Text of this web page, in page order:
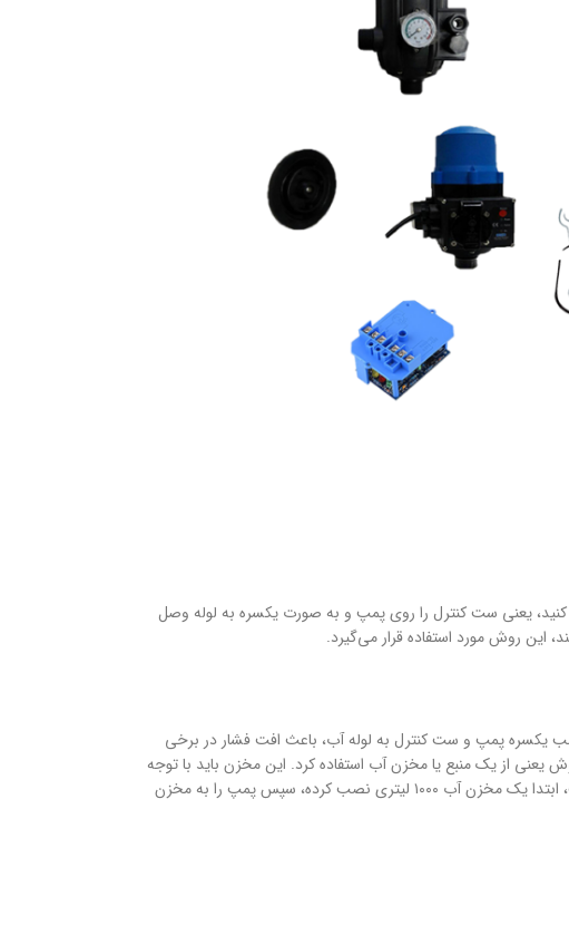
کنید، یعنی ست کنترل را روی پمپ و به صورت یکسره به لوله وصل
این روش مورد استفاده قرار می‌گیرد.
یکسره پمپ و ست کنترل به لوله آب، باعث افت فشار در برخی
از یک منبع یا مخزن آب استفاده کرد. این مخزن باید با توجه
به تعداد واحدها خریداری شود، به عنوان مثال برای یک ساختمان ۵ طبقه و ۱۰ واحدی بهتر است، ابتدا یک مخزن آب ۱۰۰۰ لیتری نصب کرده، سپس پمپ را به مخزن